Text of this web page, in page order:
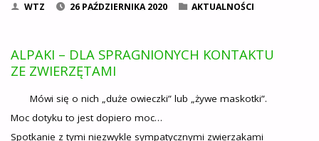
WTZ 26 PAŹDZIERNIKA 2020 AKTUALNOŚCI
ALPAKI – DLA SPRAGNIONYCH KONTAKTU
ZE ZWIERZĘTAMI
Mówi się o nich „duże owieczki” lub „żywe maskotki”.
Moc dotyku to jest dopiero moc…
Spotkanie z tymi niezwykle sympatycznymi zwierzakami